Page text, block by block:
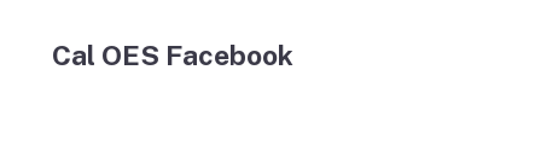
Cal OES Facebook